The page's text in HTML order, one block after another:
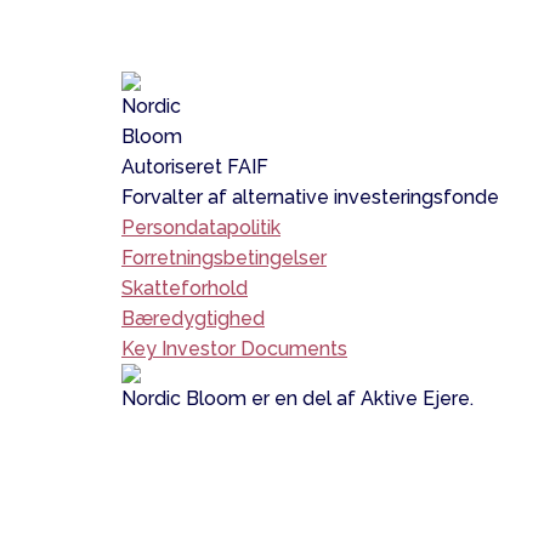
Nordic
Bloom
Autoriseret FAIF
Forvalter af alternative investeringsfonde
Persondatapolitik
Forretningsbetingelser
Skatteforhold
Bæredygtighed
Key Investor Documents
Nordic Bloom er en del af Aktive Ejere.